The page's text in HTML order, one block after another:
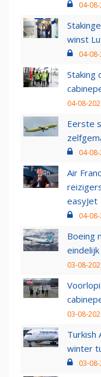
04-
winst
04-
Staking
04-08-
Eerste
04-
Air
easyJet
04-
Boeing
03-08-
03-08-
Turkish
winter
03-